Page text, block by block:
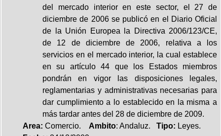
del mercado interior en este sector, el 27 de
diciembre de 2006 se publicó en el Diario Oficial
de la Unión Europea la Directiva 2006/123/CE,
de 12 de diciembre de 2006, relativa a los
servicios en el mercado interior, la cual establece
en su artículo 44 que los Estados miembros
pondrán en vigor las disposiciones legales,
reglamentarias y administrativas necesarias para
dar cumplimiento a lo establecido en la misma a
más tardar antes del 28 de diciembre de 2009.
Area: Comercio. Ambito: Andaluz. Tipo: Leyes.